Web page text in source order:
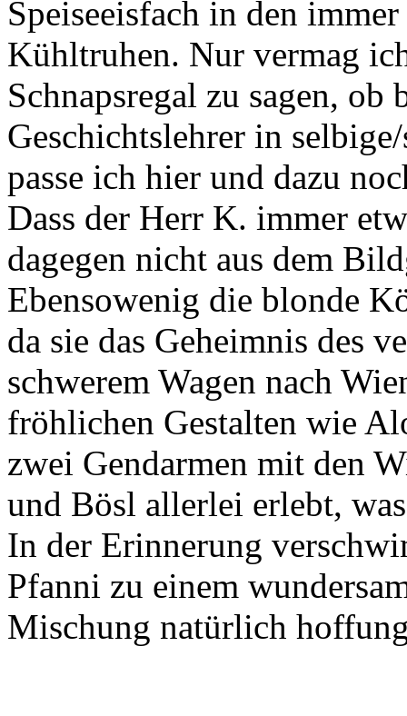
Speiseeisfach in den
Kühltruhen. Nur vermag
Schnapsregal zu sagen, ob
Geschichtslehrer in
passe ich hier und dazu
Dass der Herr K. immer
dagegen nicht aus dem
Ebensowenig die blonde
da sie das Geheimnis des
schwerem Wagen nach
fröhlichen Gestalten wie
zwei Gendarmen mit den
und Bösl allerlei erlebt,
In der Erinnerung
Pfanni zu einem
Mischung natürlich